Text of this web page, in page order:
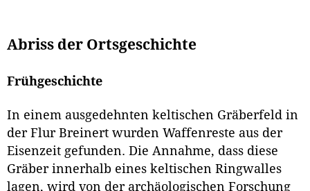
Abriss der Ortsgeschichte
Frühgeschichte
In einem ausgedehnten keltischen Gräberfeld in
der Flur Breinert wurden Waffenreste aus der
Eisenzeit gefunden. Die Annahme, dass diese
Gräber innerhalb eines keltischen Ringwalles
lagen, wird von der archäologischen Forschung